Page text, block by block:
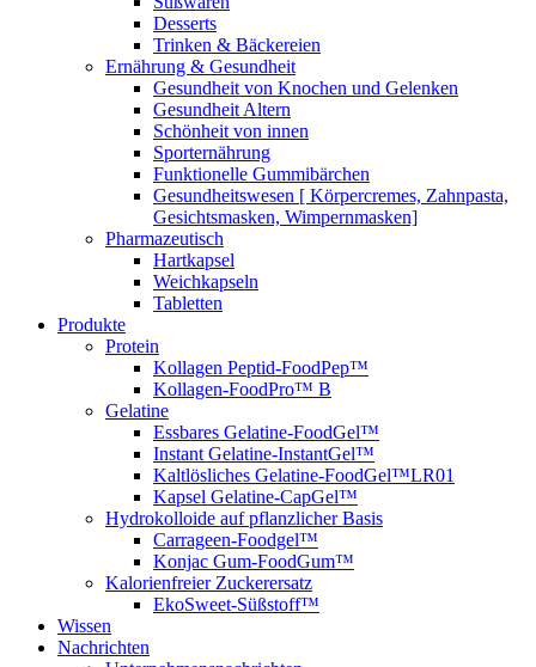
Desserts
Trinken & Bäckereien
Ernährung & Gesundheit
Gesundheit von Knochen und Gelenken
Gesundheit Altern
Schönheit von innen
Sporternährung
Funktionelle Gummibärchen
Gesundheitswesen [ Körpercremes, Zahnpasta,
Gesichtsmasken, Wimpernmasken]
Pharmazeutisch
Hartkapsel
Weichkapseln
Tabletten
Produkte
Protein
Kollagen Peptid-FoodPep™
Kollagen-FoodPro™ B
Gelatine
Essbares Gelatine-FoodGel™
Instant Gelatine-InstantGel™
Kaltlösliches Gelatine-FoodGel™LR01
Kapsel Gelatine-CapGel™
Hydrokolloide auf pflanzlicher Basis
Carrageen-Foodgel™
Konjac Gum-FoodGum™
Kalorienfreier Zuckerersatz
EkoSweet-Süßstoff™
Wissen
Nachrichten